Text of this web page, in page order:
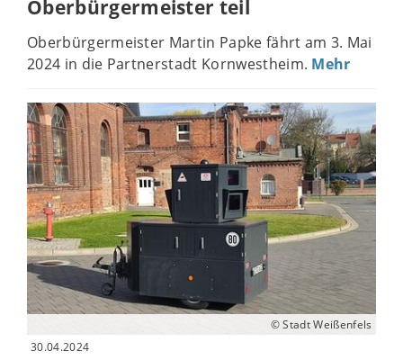
Oberbürgermeister teil
Oberbürgermeister Martin Papke fährt am 3. Mai
2024 in die Partnerstadt Kornwestheim. Mehr
© Stadt Weißenfels
30.04.2024